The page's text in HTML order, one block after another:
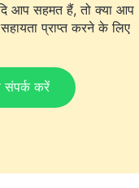
आप सहमत हैं, तो क्या आप
प्राप्त करने के लिए
करें